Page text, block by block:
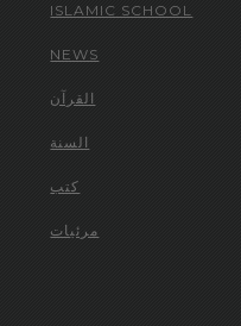
ISLAMIC SCHOOL
NEWS
القرآن
السنة
كتب
مرئيات